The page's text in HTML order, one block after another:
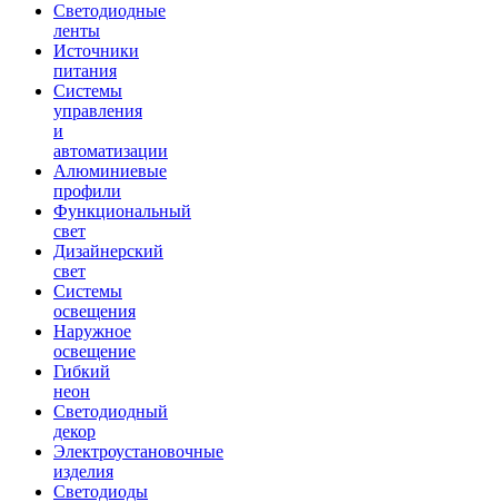
Светодиодные
ленты
Источники
питания
Системы
управления
и
автоматизации
Алюминиевые
профили
Функциональный
свет
Дизайнерский
свет
Системы
освещения
Наружное
освещение
Гибкий
неон
Светодиодный
декор
Электроустановочные
изделия
Светодиоды